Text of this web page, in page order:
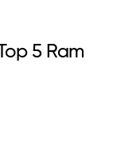
5 Ram